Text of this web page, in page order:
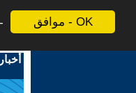
موافق - OK